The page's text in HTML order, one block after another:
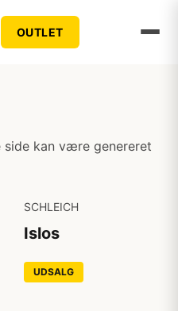
OUTLET
side kan være genereret
SCHLEICH
Islos
UDSALG